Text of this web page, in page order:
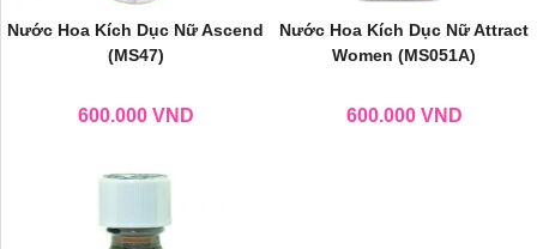
Nước Hoa Kích Dục Nữ Ascend
(MS47)
600.000 VND
Nước Hoa Kích Dục Nữ Attract
Women (MS051A)
600.000 VND